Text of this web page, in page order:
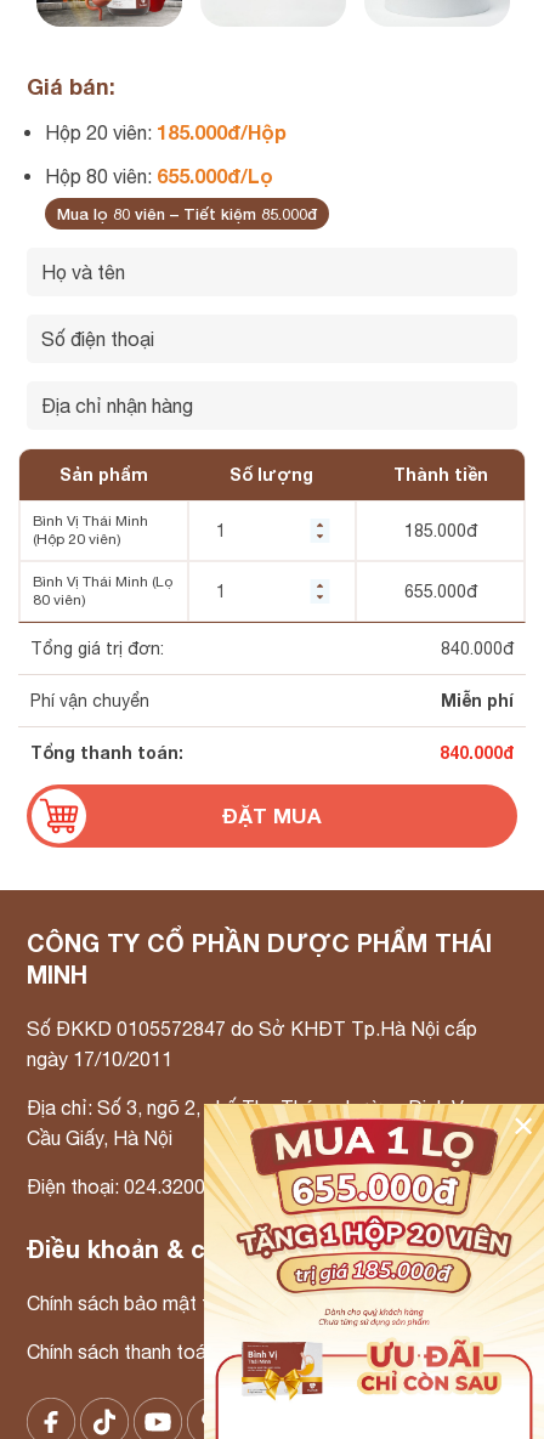
Giá bán:
Hộp 20 viên: 185.000đ/Hộp
Hộp 80 viên: 655.000đ/Lọ
Mua lọ 80 viên – Tiết kiệm 85.000đ
Sản phẩm
Bình Vị Thái Minh
(Hộp 20 viên)
Bình Vị Thái Minh (Lọ
80 viên)
Số lượng Thành tiền
185.000đ
655.000đ
Tổng giá trị đơn: 840.000đ
Phí vận chuyển Miễn phí
Tổng thanh toán: 840.000đ
CÔNG TY CỔ PHẦN DƯỢC PHẨM THÁI
MINH
Số ĐKKD 0105572847 do Sở KHĐT Tp.Hà Nội cấp
ngày 17/10/2011
Địa chỉ: Số 3, ngõ 2, phố Thọ Tháp, phường Dịch Vọng,
Cầu Giấy, Hà Nội
Điện thoại: 024.3200.3300 Email: info@tmp.vn
Điều khoản & chính sách
Chính sách bảo mật thông tin
Chính sách thanh toán – Chính sách xử lý khiếu nại
✕